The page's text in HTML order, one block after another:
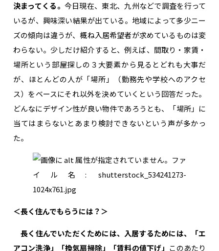
決まってくる。 今日現在、東北、九州などで調査を行って
いるが、興味深い結果が出ている。地域によって多少ニー
ズの傾向は違うが、概ね入居希望者が求めているものは変
わらない。少しだけ紹介すると、例えば、間取り・家賃・
場所という部屋探しの３大要素から見るとどれも大事だ
が、ほとんどの人が「場所」（勤務先や学校へのアクセ
ス）をベースにそれ以外を決めていくという回答だった。
どんなにデザイン性が良い物件であろうとも、「場所」に
当てはまらないとあまり検討できないという声が多かっ
た。
＜長く住んでもらうには？＞
長く住んでいただくためには、入居するためには、「エ
アコン洗浄」「換気扇掃除」「賃料の値下げ」 このあたり